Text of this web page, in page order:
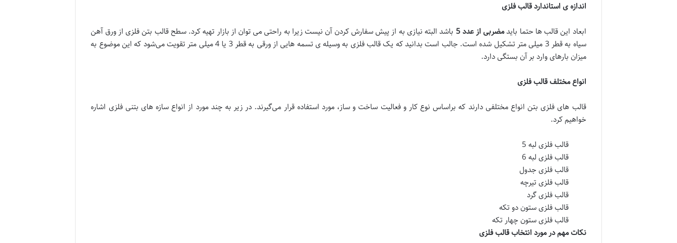
اندازه ی استاندارد قالب فلزی
ابعاد این قالب ها حتما بایدمضربی از عدد 5
باشد البته نیازی به از پیش سفارش کردن آن نیست زیرا به راحتی می توان از بازار تهیه کرد. سطح قالب بتن فلزی از ورق آهن
سیاه به قطر 3 میلی متر تشکیل شده است. جالب است بدانید که یک قالب فلزی به وسیله ی تسمه هایی از ورقی به قطر 3 یا 4 میلی متر تقویت می‌شود که این موضوع به
میزان بارهای وارد بر آن بستگی دارد.
انواع مختلف قالب فلزی
قالب های فلزی بتن انواع مختلفی دارند که براساس نوع کار و فعالیت ساخت و ساز، مورد استفاده قرار می‌گیرند. در زیر به چند مورد از انواع سازه های بتنی فلزی اشاره
خواهیم کرد.
قالب فلزی لبه 5
قالب فلزی لبه 6
قالب فلزی جدول
قالب فلزی تیرچه
قالب فلزی گرد
قالب فلزی ستون دو تکه
قالب فلزی ستون چهار تکه
نکات مهم در مورد انتخاب قالب فلزی